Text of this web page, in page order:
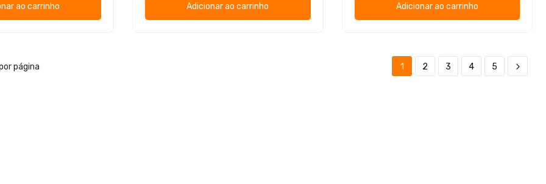
ao carrinho Adicionar ao carrinho Adicionar ao carrinho
1 2 3 4 5
página